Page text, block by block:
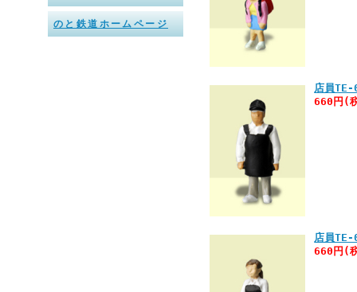
のと鉄道ホームページ
店員TE-
660円(
店員TE-
660円(